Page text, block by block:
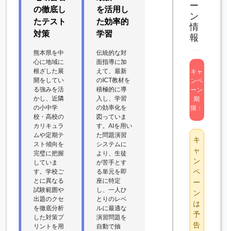
の徹底し
たテスト
対策
熊本県を中
心に地域に
根ざした展
開をしてい
る強みを活
かし、近隣
の小中学
校・高校の
カリキュラ
ムや定期テ
スト傾向を
完璧に把握
していま
す。学校ご
とに異なる
試験範囲や
出題のクセ
を徹底分析
した対策プ
リントを用
を活用し
た効率的
学習
伝統的な対
面指導に加
えて、最新
のICT教材を
積極的に導
入し、学習
の効率化を
図っていま
す。AIを用い
た問題演習
システムに
より、生徒
が苦手とす
る単元を即
座に特定
し、一人ひ
とりのレベ
ルに最適な
演習問題を
自動で抽
ー
ン
情
報
キャ
ンペ
ーン
期
限：
キ
ャ
ン
ペ
ー
ン
は
予
告